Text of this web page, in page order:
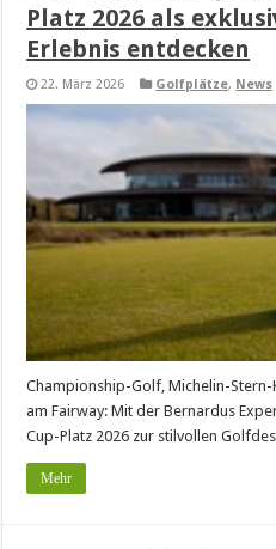
Platz 2026 als
Erlebnis entdecken
22. März 2026 Golfplätze, News
Championship-Golf, Michelin-
am Fairway: Mit der Bernardus
Cup-Platz 2026 zur stilvollen
Mehr